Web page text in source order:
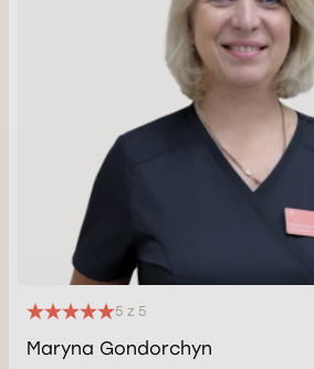
5 z 5
Maryna Gondorchyn